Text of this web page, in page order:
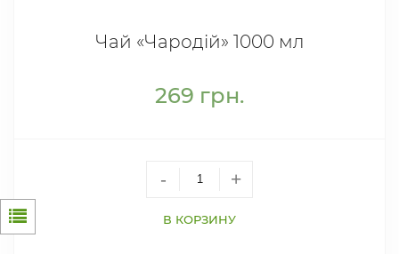
Чай «Чародій» 1000 мл
269 грн.
- +
В КОРЗИНУ